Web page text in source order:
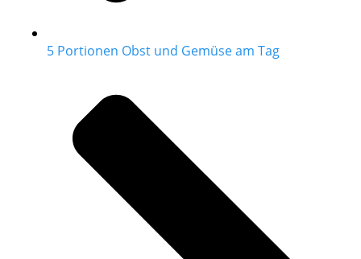
5 Portionen Obst und Gemüse am Tag